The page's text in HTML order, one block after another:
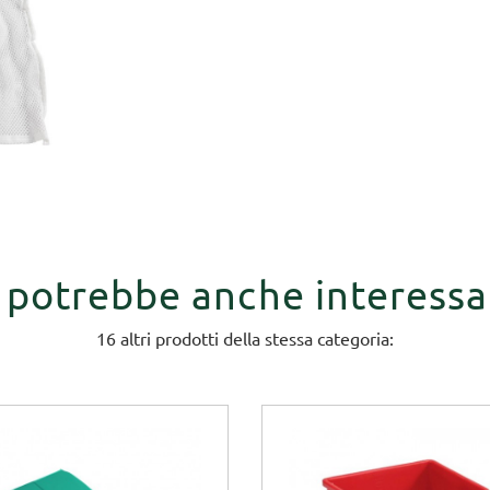
potrebbe anche
16 altri prodotti della stessa categoria: